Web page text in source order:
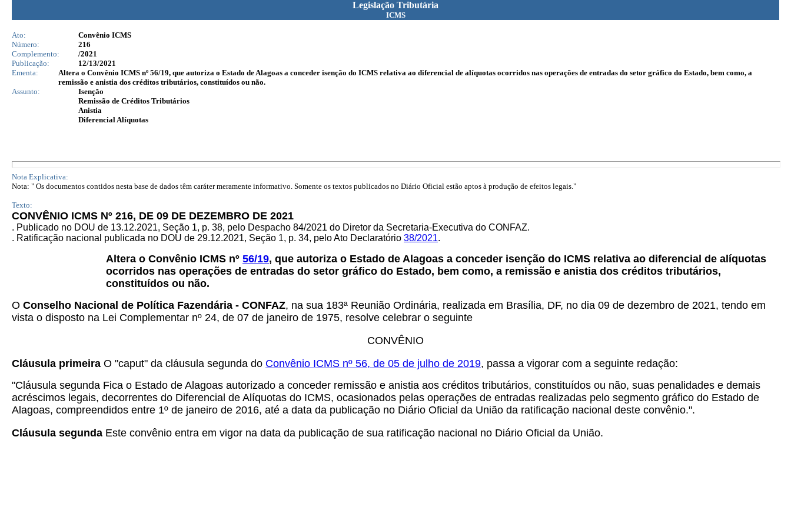
Legislação Tributária
ICMS
Ato:
Convênio ICMS
Número:
216
Complemento:
/2021
Publicação:
12/13/2021
Ementa:
Altera o Convênio ICMS nº 56/19, que autoriza o Estado de Alagoas a conceder isenção do ICMS relativa ao diferencial de alíquotas ocorridos nas operações de entradas do setor gráfico do Estado, bem como, a
remissão e anistia dos créditos tributários, constituídos ou não.
Assunto:
Isenção
Remissão de Créditos Tributários
Anistia
Diferencial Alíquotas
Nota Explicativa:
Nota: " Os documentos contidos nesta base de dados têm caráter meramente informativo. Somente os textos publicados no Diário Oficial estão aptos à produção de efeitos legais."
Texto:
CONVÊNIO ICMS Nº 216, DE 09 DE DEZEMBRO DE 2021
. Publicado no DOU de 13.12.2021, Seção 1, p. 38, pelo Despacho 84/2021 do Diretor da Secretaria-Executiva do CONFAZ.
. Ratificação nacional publicada no DOU de 29.12.2021, Seção 1, p. 34, pelo Ato Declaratório 38/2021.
Altera o Convênio ICMS nº 56/19, que autoriza o Estado de Alagoas a conceder isenção do ICMS relativa ao diferencial de alíquotas
ocorridos nas operações de entradas do setor gráfico do Estado, bem como, a remissão e anistia dos créditos tributários,
constituídos ou não.
O Conselho Nacional de Política Fazendária - CONFAZ, na sua 183ª Reunião Ordinária, realizada em Brasília, DF, no dia 09 de dezembro de 2021, tendo em
vista o disposto na Lei Complementar nº 24, de 07 de janeiro de 1975, resolve celebrar o seguinte
CONVÊNIO
Cláusula primeira O "caput" da cláusula segunda do Convênio ICMS nº 56, de 05 de julho de 2019, passa a vigorar com a seguinte redação:
"Cláusula segunda Fica o Estado de Alagoas autorizado a conceder remissão e anistia aos créditos tributários, constituídos ou não, suas penalidades e demais
acréscimos legais, decorrentes do Diferencial de Alíquotas do ICMS, ocasionados pelas operações de entradas realizadas pelo segmento gráfico do Estado de
Alagoas, compreendidos entre 1º de janeiro de 2016, até a data da publicação no Diário Oficial da União da ratificação nacional deste convênio.".
Cláusula segunda Este convênio entra em vigor na data da publicação de sua ratificação nacional no Diário Oficial da União.